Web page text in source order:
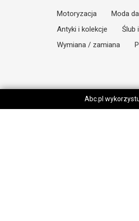
Motoryzacja Moda
Antyki i kolekcje
Ślub
Wymiana / zamiana
Abc.pl